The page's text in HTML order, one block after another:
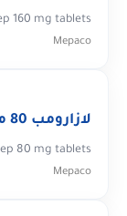
160 mg tablets
Mepaco
لازارومب 80 مجم اقراص
80 mg tablets
Mepaco